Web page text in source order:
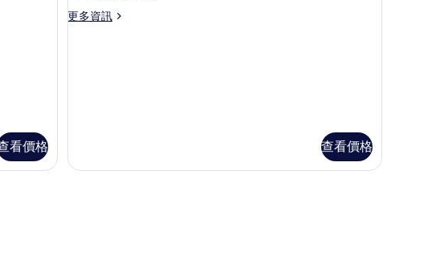
看價格
人
有
更多資訊
更
的
詳
查看價格